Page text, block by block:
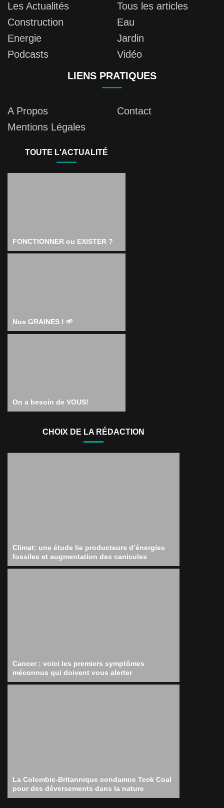
Les Actualités
Tous les articles
Construction
Eau
Energie
Jardin
Podcasts
Vidéo
LIENS PRATIQUES
A Propos
Contact
Mentions Légales
TOUTE L'ACTUALITÉ
FONCTIONNER ou EXISTER ?
Nos GRAINES ! 🌱
On a besoin de VOUS!
CHOIX DE LA RÉDACTION
Climat: une étude lie producteurs d’énergies
fossiles et augmentation des canicules
Cancer : voici les premiers symptômes
méconnus qui doivent vous alerter
La Colombie-Britannique condamne Teck Coal
pour des déversements dans la nature